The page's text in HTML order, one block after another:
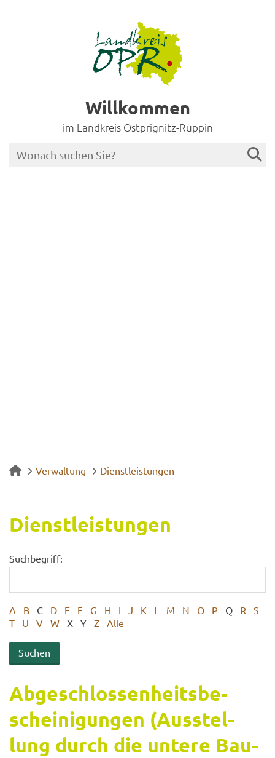
Willkommen
im Landkreis Ostprignitz-Ruppin
Verwaltung Dienstleistungen
Dienst­leis­tun­gen
Suchbegriff:
A B C D E F G H I J K L M N O P Q R
S
T
U V W X Y Z Alle
Ab­ge­schlos­sen­heits­be­
schei­ni­gun­gen (Aus­stel­
lung durch die un­te­re Bau­